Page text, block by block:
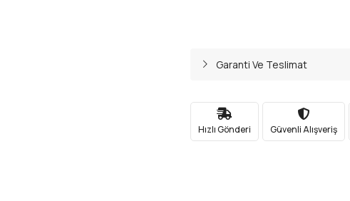
Garanti Ve Teslimat
Hızlı Gönderi Güvenli Alışveriş